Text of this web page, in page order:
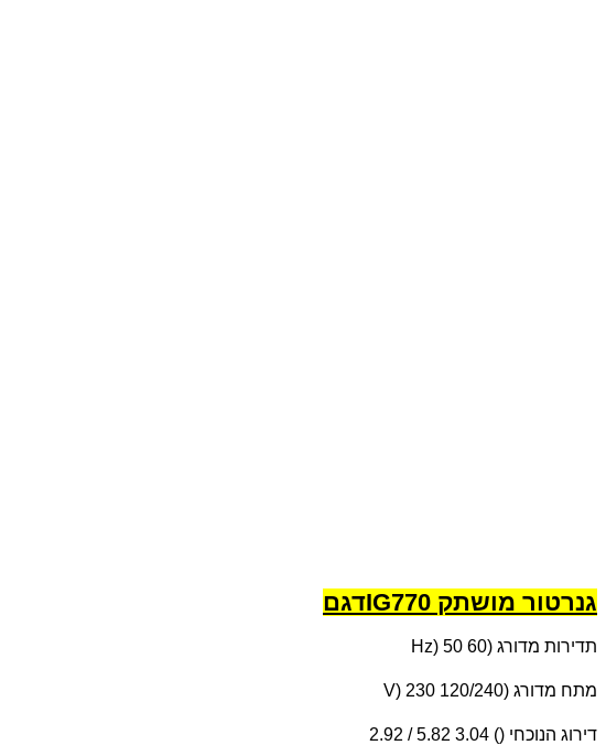
גנרטור מושתק IG770דגם
תדירות מדורג (Hz) 50 60
מתח מדורג (V) 230 120/240
דירוג הנוכחי () 3.04 5.82 / 2.92